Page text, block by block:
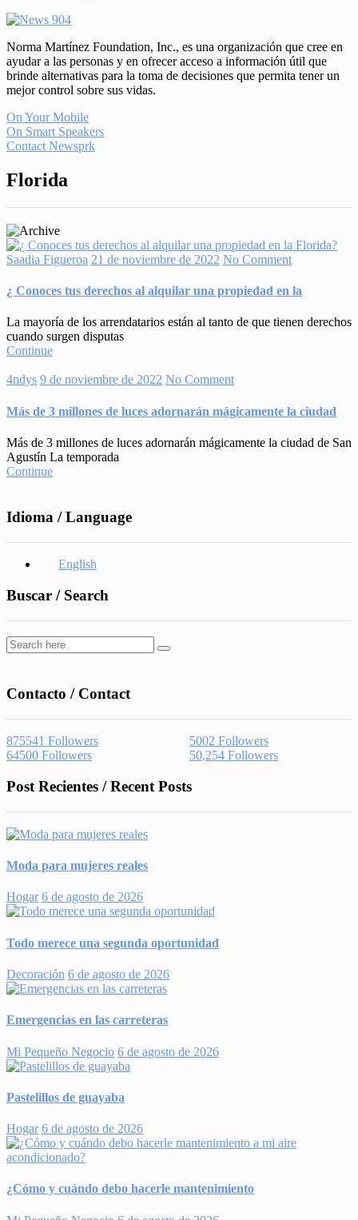
Norma Martínez Foundation, Inc., es una organización que cree en
ayudar a las personas y en ofrecer acceso a información útil que
brinde alternativas para la toma de decisiones que permita tener un
mejor control sobre sus vidas.
On Your Mobile
On Smart Speakers
Contact Newsprk
Florida
Saadia Figueroa 21 de noviembre de 2022 No Comment
¿ Conoces tus derechos al alquilar una propiedad en la
La mayoría de los arrendatarios están al tanto de que tienen derechos
cuando surgen disputas
Continue
4ndys 9 de noviembre de 2022 No Comment
Más de 3 millones de luces adornarán mágicamente la ciudad
Más de 3 millones de luces adornarán mágicamente la ciudad de San
Agustín La temporada
Continue
Idioma / Language
English
Buscar / Search
Contacto / Contact
875541 Followers 5002 Followers
64500 Followers 50,254 Followers
Post Recientes / Recent Posts
Moda para mujeres reales
Hogar 6 de agosto de 2026
Todo merece una segunda oportunidad
Decoración 6 de agosto de 2026
Emergencias en las carreteras
Mi Pequeño Negocio 6 de agosto de 2026
Pastelillos de guayaba
Hogar 6 de agosto de 2026
¿Cómo y cuándo debo hacerle mantenimiento